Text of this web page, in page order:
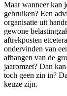
Maar wanneer kan
gebruiken? Een
organisatie uit
gewone
aftrekposten
ondervinden van
afhangen van de
jaaromzet? Dan
toch geen zin in?
keuze zijn.